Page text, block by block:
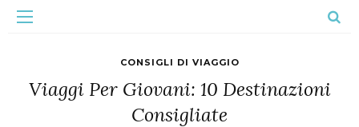
CONSIGLI DI VIAGGIO
Viaggi Per Giovani: 10 Destinazioni
Consigliate